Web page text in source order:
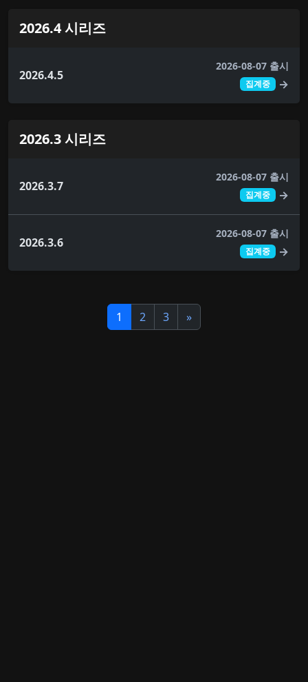
2026.4 시리즈
2026.4.5
2026-08-07 출시
집계중 →
2026.3 시리즈
2026.3.7
2026-08-07 출시
집계중 →
2026.3.6
2026-08-07 출시
집계중 →
1 2 3 »